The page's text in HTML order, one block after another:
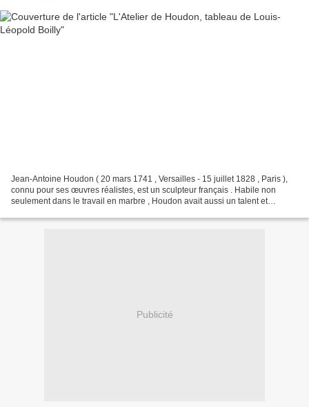
Jean-Antoine Houdon ( 20 mars 1741 , Versailles - 15 juillet 1828 , Paris ),
connu pour ses œuvres réalistes, est un sculpteur français . Habile non
seulement dans le travail en marbre , Houdon avait aussi un talent et
Publicité